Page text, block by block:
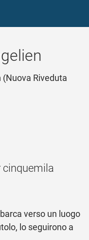
Riveduta
cinquemila
verso un luogo
lo seguirono a